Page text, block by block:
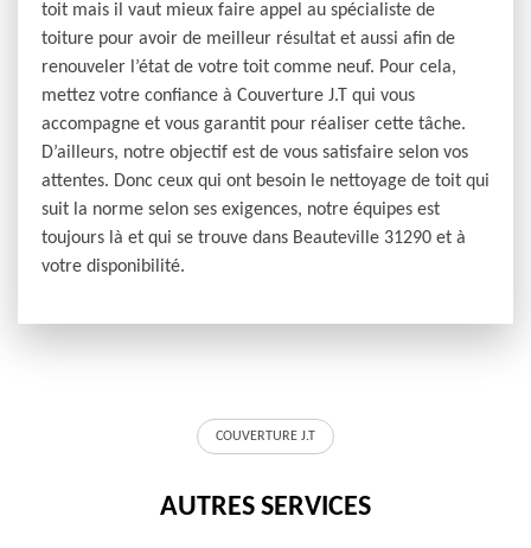
toit mais il vaut mieux faire appel au spécialiste de
toiture pour avoir de meilleur résultat et aussi afin de
renouveler l’état de votre toit comme neuf. Pour cela,
mettez votre confiance à Couverture J.T qui vous
accompagne et vous garantit pour réaliser cette tâche.
D’ailleurs, notre objectif est de vous satisfaire selon vos
attentes. Donc ceux qui ont besoin le nettoyage de toit qui
suit la norme selon ses exigences, notre équipes est
toujours là et qui se trouve dans Beauteville 31290 et à
votre disponibilité.
COUVERTURE J.T
AUTRES SERVICES